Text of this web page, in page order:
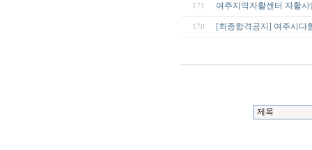
171 여주지역자활센터 자활
170 [최종합격공지] 여주시